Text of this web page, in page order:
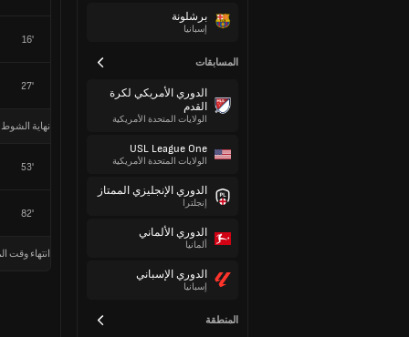
برشلونة
إسبانيا
المسابقات
الدوري الأمريكي لكرة
القدم
الولايات المتحدة الأمريكية
USL League One
الولايات المتحدة الأمريكية
الدوري الإنجليزي الممتاز
إنجلترا
الدوري الألماني
ألمانيا
الدوري الإسباني
إسبانيا
المنطقة
16'
27'
نهاية الشوط
53'
82'
انتهاء وقت